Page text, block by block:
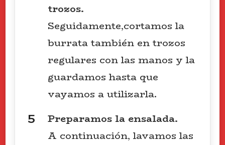
trozos.
Seguidamente,cortamos la
burrata también en trozos
regulares con las manos y la
guardamos hasta que
vayamos a utilizarla.
Preparamos la ensalada.
A continuación, lavamos las